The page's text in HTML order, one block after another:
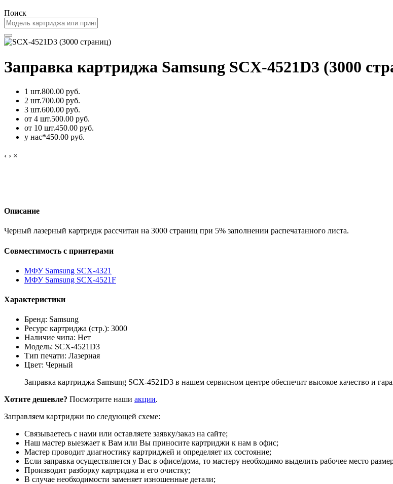
Поиск
Заправка картриджа Samsung SCX-4521D3 (3000
1 шт.800.00 руб.
2 шт.700.00 руб.
3 шт.600.00 руб.
от 4 шт.500.00 руб.
от 10 шт.450.00 руб.
у нас*450.00 руб.
‹ › ×
Описание
Черный лазерный картридж рассчитан на 3000 страниц при 5% заполнении распечатанного листа.
Совместимость с принтерами
МФУ Samsung SCX-4321
МФУ Samsung SCX-4521F
Характеристики
Бренд: Samsung
Ресурс картриджа (стр.): 3000
Наличие чипа: Нет
Модель: SCX-4521D3
Тип печати: Лазерная
Цвет: Черный
Заправка картриджа Samsung SCX-4521D3 в нашем сервисном центре обеспечит высокое качество и
Хотите дешевле? Посмотрите наши акции.
Заправляем картриджи по следующей схеме:
Связываетесь с нами или оставляете заявку/заказ на сайте;
Наш мастер выезжает к Вам или Вы приносите картриджи к нам в офис;
Мастер проводит диагностику картриджей и определяет их состояние;
Если заправка осуществляется у Вас в офисе/дома, то мастеру необходимо выделить рабочее место
Производит разборку картриджа и его очистку;
В случае необходимости заменяет изношенные детали;